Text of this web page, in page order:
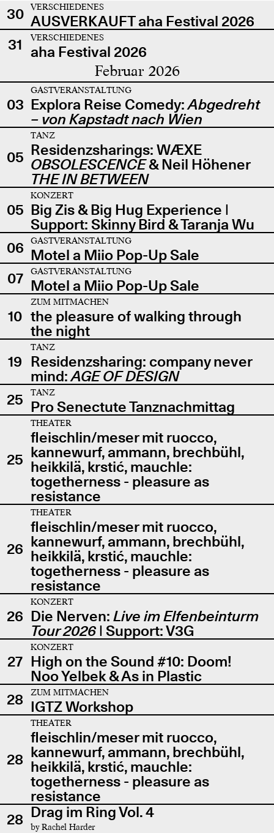
30
VERSCHIEDENES
AUSVERKAUFT aha Festival 2026
31
VERSCHIEDENES
aha Festival 2026
Februar 2026
03
GASTVERANSTALTUNG
Explora Reise Comedy:Abgedreht
– von Kapstadt nach Wien
05
TANZ
Residenzsharings: WÆXE
OBSOLESCENCE& Neil Höhener
THE IN BETWEEN
05
KONZERT
Big Zis & Big Hug Experience |
Support: Skinny Bird & Taranja Wu
06
GASTVERANSTALTUNG
Motel a Miio Pop-Up Sale
07
GASTVERANSTALTUNG
Motel a Miio Pop-Up Sale
10
ZUM MITMACHEN
the pleasure of walking through
the night
19
TANZ
Residenzsharing: company never
mind:AGE OF DESIGN
25
TANZ
Pro Senectute Tanznachmittag
25
THEATER
fleischlin/meser mit ruocco,
kannewurf, ammann, brechbühl,
heikkilä, krstić, mauchle:
togetherness - pleasure as
resistance
26
THEATER
fleischlin/meser mit ruocco,
kannewurf, ammann, brechbühl,
heikkilä, krstić, mauchle:
togetherness - pleasure as
resistance
26
KONZERT
Die Nerven: Live im Elfenbeinturm
Tour 2026| Support: V3G
27
KONZERT
High on the Sound #10: Doom!
Noo Yelbek & As in Plastic
28
ZUM MITMACHEN
IGTZ Workshop
28
THEATER
fleischlin/meser mit ruocco,
kannewurf, ammann, brechbühl,
heikkilä, krstić, mauchle:
togetherness - pleasure as
resistance
28 Drag im Ring Vol. 4
by Rachel Harder